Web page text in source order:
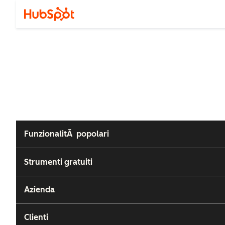
FunzionalitÃ popolari
Strumenti gratuiti
Azienda
Clienti